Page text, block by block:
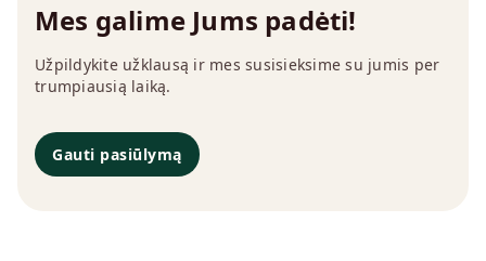
Mes galime Jums padėti!
Užpildykite užklausą ir mes susisieksime su jumis per
trumpiausią laiką.
Gauti pasiūlymą